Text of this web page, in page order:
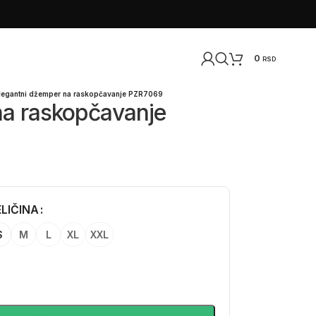
0 RSD
džemper na raskopčavanje PZR7069
raskopčavanje
M L XL XXL